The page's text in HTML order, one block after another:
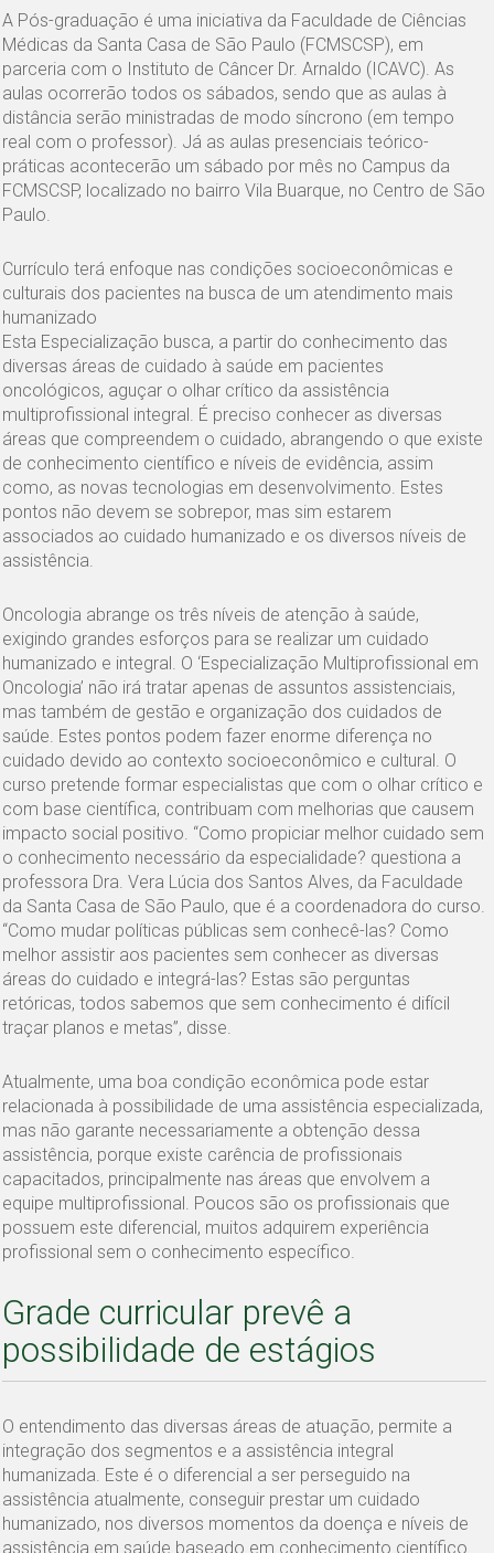
A Pós-graduação é uma iniciativa da Faculdade de Ciências
Médicas da Santa Casa de São Paulo (FCMSCSP), em
parceria com o Instituto de Câncer Dr. Arnaldo (ICAVC). As
aulas ocorrerão todos os sábados, sendo que as aulas à
distância serão ministradas de modo síncrono (em tempo
real com o professor). Já as aulas presenciais teórico-
práticas acontecerão um sábado por mês no Campus da
FCMSCSP, localizado no bairro Vila Buarque, no Centro de São
Paulo.
Currículo terá enfoque nas condições socioeconômicas e
culturais dos pacientes na busca de um atendimento mais
humanizado
Esta Especialização busca, a partir do conhecimento das
diversas áreas de cuidado à saúde em pacientes
oncológicos, aguçar o olhar crítico da assistência
multiprofissional integral. É preciso conhecer as diversas
áreas que compreendem o cuidado, abrangendo o que existe
de conhecimento científico e níveis de evidência, assim
como, as novas tecnologias em desenvolvimento. Estes
pontos não devem se sobrepor, mas sim estarem
associados ao cuidado humanizado e os diversos níveis de
assistência.
Oncologia abrange os três níveis de atenção à saúde,
exigindo grandes esforços para se realizar um cuidado
humanizado e integral. O ‘Especialização Multiprofissional em
Oncologia’ não irá tratar apenas de assuntos assistenciais,
mas também de gestão e organização dos cuidados de
saúde. Estes pontos podem fazer enorme diferença no
cuidado devido ao contexto socioeconômico e cultural. O
curso pretende formar especialistas que com o olhar crítico e
com base científica, contribuam com melhorias que causem
impacto social positivo. “Como propiciar melhor cuidado sem
o conhecimento necessário da especialidade? questiona a
professora Dra. Vera Lúcia dos Santos Alves, da Faculdade
da Santa Casa de São Paulo, que é a coordenadora do curso.
“Como mudar políticas públicas sem conhecê-las? Como
melhor assistir aos pacientes sem conhecer as diversas
áreas do cuidado e integrá-las? Estas são perguntas
retóricas, todos sabemos que sem conhecimento é difícil
traçar planos e metas”, disse.
Atualmente, uma boa condição econômica pode estar
relacionada à possibilidade de uma assistência especializada,
mas não garante necessariamente a obtenção dessa
assistência, porque existe carência de profissionais
capacitados, principalmente nas áreas que envolvem a
equipe multiprofissional. Poucos são os profissionais que
possuem este diferencial, muitos adquirem experiência
profissional sem o conhecimento específico.
Grade curricular prevê a
possibilidade de estágios
O entendimento das diversas áreas de atuação, permite a
integração dos segmentos e a assistência integral
humanizada. Este é o diferencial a ser perseguido na
assistência atualmente, conseguir prestar um cuidado
humanizado, nos diversos momentos da doença e níveis de
assistência em saúde baseado em conhecimento científico.